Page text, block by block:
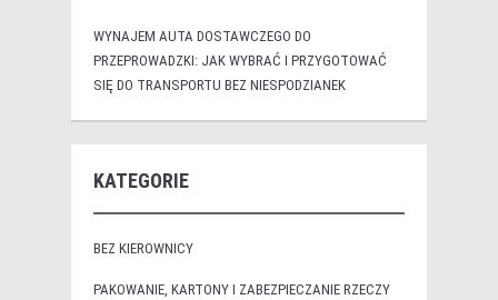
WYNAJEM AUTA DOSTAWCZEGO DO
PRZEPROWADZKI: JAK WYBRAĆ I PRZYGOTOWAĆ
SIĘ DO TRANSPORTU BEZ NIESPODZIANEK
KATEGORIE
BEZ KIEROWNICY
PAKOWANIE, KARTONY I ZABEZPIECZANIE RZECZY